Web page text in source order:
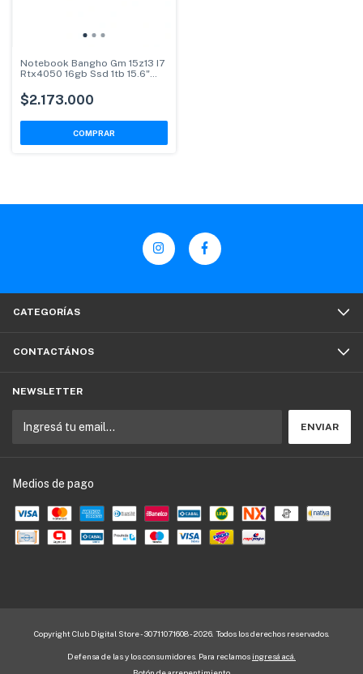
Notebook Bangho Gm 15z13 I7
Rtx4050 16gb Ssd 1tb 15.6"
$2.173.000
CATEGORÍAS
CONTACTÁNOS
NEWSLETTER
Medios de pago
Copyright Club Digital Store - 30711071608 - 2026. Todos los derechos reservados.
Defensa de las y los consumidores. Para reclamos ingresá acá.